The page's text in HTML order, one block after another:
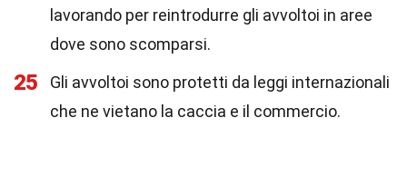
lavorando per reintrodurre gli avvoltoi in aree
dove sono scomparsi.
25
Gli avvoltoi sono protetti da leggi internazionali
che ne vietano la caccia e il commercio.